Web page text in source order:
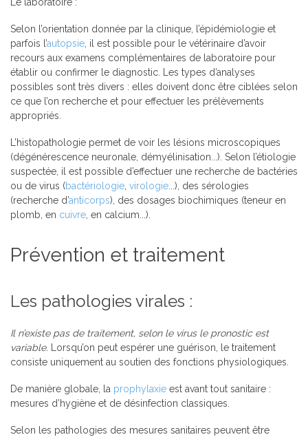
Selon l’orientation donnée par la clinique, l’épidémiologie et
parfois l’autopsie , il est possible pour le vétérinaire d’avoir
recours aux examens complémentaires de laboratoire pour
établir ou confirmer le diagnostic. Les types d’analyses
possibles sont très divers : elles doivent donc être ciblées selon
ce que l’on recherche et pour effectuer les prélèvements
appropriés.
L’histopathologie permet de voir les lésions microscopiques
(dégénérescence neuronale, démyélinisation...). Selon l’étiologie
suspectée, il est possible d’effectuer une recherche de bactéries
ou de virus (bactériologie virologie ...), des sérologies
(recherche d’anticorps), des dosages biochimiques (teneur en
plomb, en cuivre , en calcium...).
Prévention et traitement
Les pathologies virales :
Il n’existe pas de traitement, selon le virus le pronostic est
variable.
Lorsqu’on peut espérer une guérison, le traitement
consiste uniquement au soutien des fonctions physiologiques.
De manière globale, la prophylaxie est avant tout sanitaire :
mesures d’hygiène et de désinfection classiques.
Selon les pathologies des mesures sanitaires peuvent être